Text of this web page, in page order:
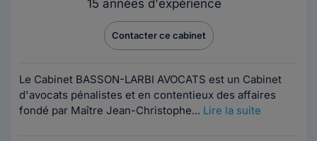
15 années d'expérience
Contacter ce cabinet
Le Cabinet BASSON-LARBI AVOCATS est un Cabinet
d'avocats pénalistes et en contentieux des affaires
fondé par Maître Jean-Christophe... Lire la suite